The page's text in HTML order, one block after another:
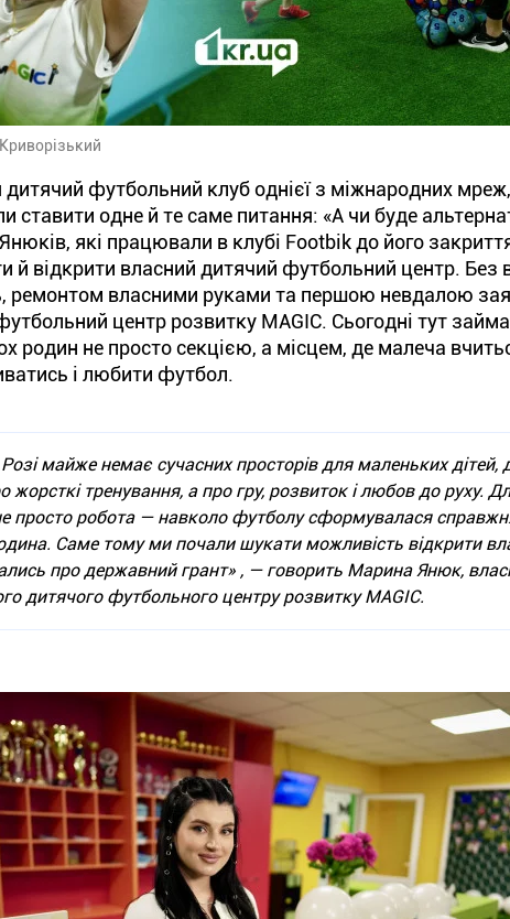
футбольний клуб однієї з міжнародних
ставити одне й те саме питання: «А чи буде
які працювали в клубі Footbik до його
й відкрити власний дитячий футбольний центр. Без
ремонтом власними руками та першою невдалою
центр розвитку MAGIC. Сьогодні тут
родин не просто секцією, а місцем, де малеча
і любити футбол.
майже немає сучасних просторів для маленьких дітей,
жорсткі тренування, а про гру, розвиток і любов до руху.
просто робота — навколо футболу сформувалася
Саме тому ми почали шукати можливість відкрити
про державний грант» , — говорить Марина Янюк,
дитячого футбольного центру розвитку MAGIC.